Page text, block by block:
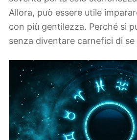
Allora, può essere utile
con più gentilezza. Perché si
senza diventare carnefici di se